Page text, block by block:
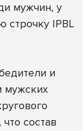
мужчин, у
строчку IPBL
и
состав